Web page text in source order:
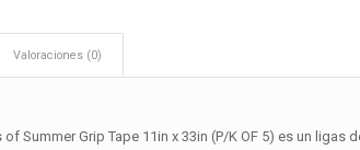
Valoraciones (0)
Summer Grip Tape 11in x 33in (P/K OF 5) es un ligas